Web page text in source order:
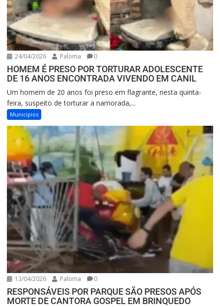
24/04/2026 Paloma 0
HOMEM É PRESO POR TORTURAR ADOLESCENTE
DE 16 ANOS ENCONTRADA VIVENDO EM CANIL
Um homem de 20 anos foi preso em flagrante, nesta quinta-
feira, suspeito de torturar a namorada,...
Municipios
13/04/2026 Paloma 0
RESPONSÁVEIS POR PARQUE SÃO PRESOS APÓS
MORTE DE CANTORA GOSPEL EM BRINQUEDO